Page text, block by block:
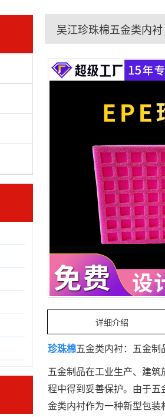
吴江珍珠棉五金类内衬
详细介绍
珍珠棉五金类内衬：五金制
五金制品在工业生产、建
程中得到妥善保护。由于五
金类内衬作为一种新型包